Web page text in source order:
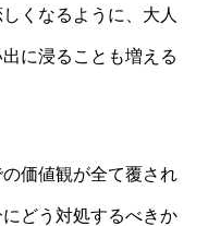
くなるように、大人
に浸ることも増える
価値観が全て覆され
どう対処するべきか